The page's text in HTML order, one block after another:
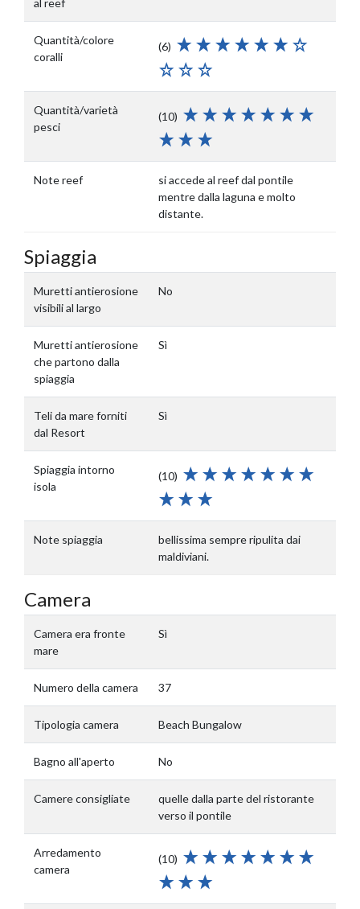
al reef
Quantità/colore
coralli
(6)
Quantità/varietà
pesci
(10)
Note reef
si accede al reef dal pontile
mentre dalla laguna e molto
distante.
Spiaggia
Muretti antierosione
visibili al largo
No
Muretti antierosione
che partono dalla
spiaggia
Sì
Teli da mare forniti
dal Resort
Sì
Spiaggia intorno
isola
(10)
Note spiaggia
bellissima sempre ripulita dai
maldiviani.
Camera
Camera era fronte
mare
Sì
Numero della camera 37
Tipologia camera Beach Bungalow
Bagno all'aperto No
Camere consigliate
quelle dalla parte del ristorante
verso il pontile
Arredamento
camera
(10)